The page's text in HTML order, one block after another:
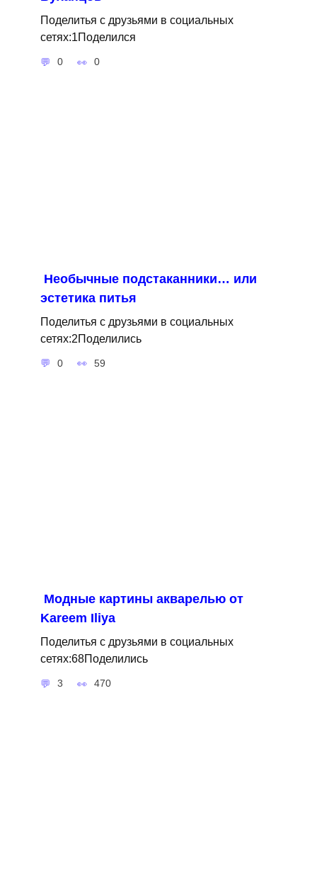
Поделитья с друзьями в социальных
сетях:1Поделился
0 0
Необычные подстаканники… или
эстетика питья
Поделитья с друзьями в социальных
сетях:2Поделились
0 59
Модные картины акварелью от
Kareem Iliya
Поделитья с друзьями в социальных
сетях:68Поделились
3 470